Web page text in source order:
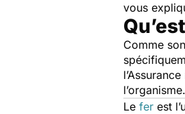
vous
Comme
l’organisme.
Le fer est